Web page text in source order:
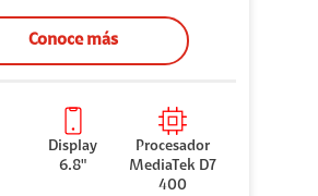
Conoce más
Display
6.8"
Procesador
MediaTek D7
400